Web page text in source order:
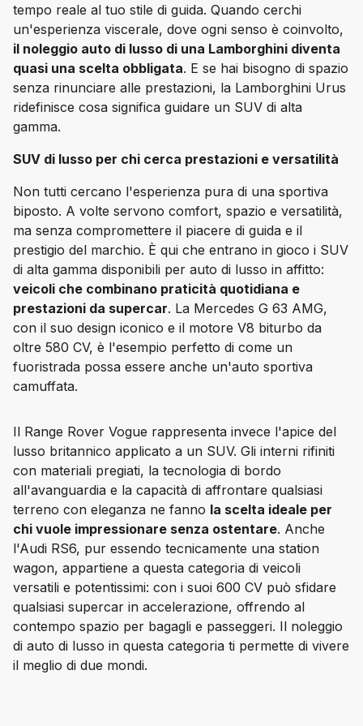
tempo reale al tuo stile di guida. Quando cerchi
il noleggio auto di lusso di una Lamborghini diventa
quasi una scelta obbligata. E se hai bisogno di spazio
senza rinunciare alle prestazioni, la Lamborghini Urus
ridefinisce cosa significa guidare un SUV di alta
gamma.
SUV di lusso per chi cerca prestazioni e versatilità
Non tutti cercano l'esperienza pura di una sportiva
biposto. A volte servono comfort, spazio e versatilità,
ma senza compromettere il piacere di guida e il
prestigio del marchio. È qui che entrano in gioco i SUV
veicoli che combinano praticità quotidiana e
prestazioni da supercar. La Mercedes G 63 AMG,
con il suo design iconico e il motore V8 biturbo da
oltre 580 CV, è l'esempio perfetto di come un
fuoristrada possa essere anche un'auto sportiva
camuffata.
Il Range Rover Vogue rappresenta invece l'apice del
lusso britannico applicato a un SUV. Gli interni rifiniti
con materiali pregiati, la tecnologia di bordo
all'avanguardia e la capacità di affrontare qualsiasi
terreno con eleganza ne fanno la scelta ideale per
chi vuole impressionare senza ostentare. Anche
l'Audi RS6, pur essendo tecnicamente una station
wagon, appartiene a questa categoria di veicoli
versatili e potentissimi: con i suoi 600 CV può sfidare
qualsiasi supercar in accelerazione, offrendo al
contempo spazio per bagagli e passeggeri. Il noleggio
di auto di lusso in questa categoria ti permette di vivere
il meglio di due mondi.